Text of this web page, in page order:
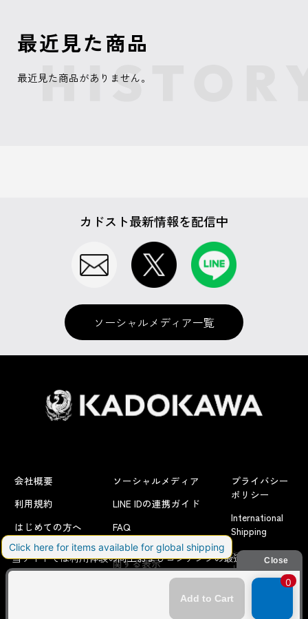
よくあるお問い合わせ
最近見た商品
最近見た商品がありません。
カドスト最新情報を配信中
ソーシャルメディア一覧
会社概要
利用規約
はじめての方へ
ソーシャルメディア
LINE IDの連携ガイド
FAQ
特定商取引法に
関する表示
プライバシー
ポリシー
International
Shipping
お問い合わせ/
リクエスト
当サイトでは利用体験の向上およびコンテンツの最適な提供、ト
ラフィックの分析を目的としてCookieを使用しています。
サイトの閲覧を継続された場合、Cookieの利用に同意したことも
プライバシーポリシー をご確認ください。